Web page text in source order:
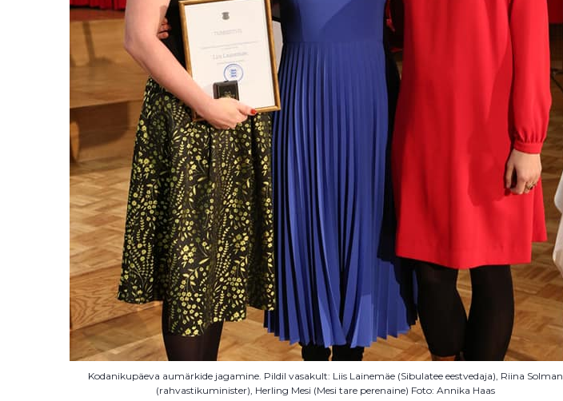
Kodanikupäeva aumärkide jagamine. Pildil vasakult: Liis Lainemäe (Sibulatee eestvedaja), Riina Solman
(rahvastikuminister), Herling Mesi (Mesi tare perenaine) Foto: Annika Haas